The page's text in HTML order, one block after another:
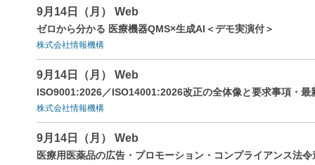
9月14日（月） Web
ゼロから分かる 医療機器QMS×生成AI＜デモ実演付＞
株式会社情報機構
9月14日（月） Web
ISO9001:2026／ISO14001:2026改正の全体像と要求事項・最
株式会社情報機構
9月14日（月） Web
医療用医薬品の広告・プロモーション・コンプライアンス法